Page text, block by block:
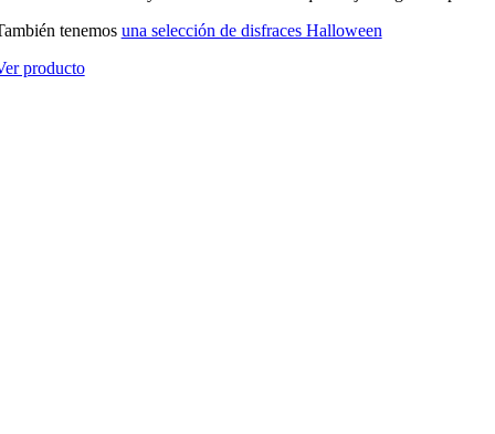
tenemos una selección de disfraces Halloween
producto